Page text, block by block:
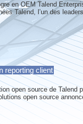
en OEM Talend
Talend, l’un des
reporting client
open source de Talend
open source